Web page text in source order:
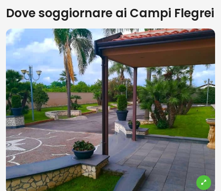
Dove soggiornare ai Campi Flegrei